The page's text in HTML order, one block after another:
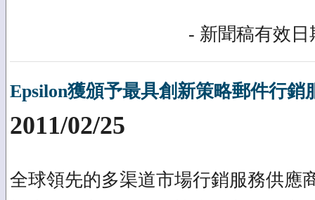
- 新聞稿有效日
Epsilon獲頒予最具創新策略郵件行銷
2011/02/25
全球領先的多渠道市場行銷服務供應